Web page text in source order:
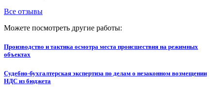
Все отзывы
Можете посмотреть другие работы:
Производство и тактика осмотра места происшествия на режимных
объектах
Судебно-бухгалтерская экспертиза по делам о незаконном возмещении
НДС из бюджета